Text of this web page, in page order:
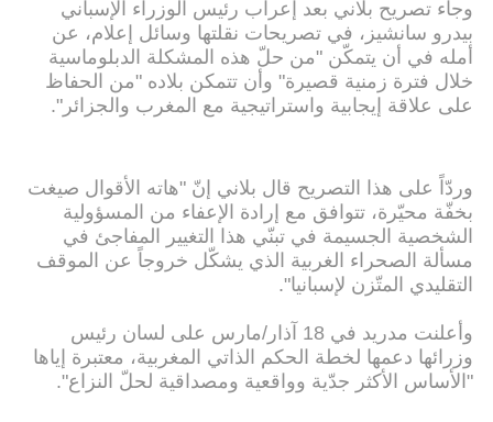
وجاء تصريح بلاني بعد إعراب رئيس الوزراء الإسباني
بيدرو سانشيز، في تصريحات نقلتها وسائل إعلام، عن
أمله في أن يتمكّن "من حلّ هذه المشكلة الدبلوماسية
خلال فترة زمنية قصيرة" وأن تتمكن بلاده "من الحفاظ
على علاقة إيجابية واستراتيجية مع المغرب والجزائر".
وردّاً على هذا التصريح قال بلاني إنّ "هاته الأقوال صيغت
بخفّة محيّرة، تتوافق مع إرادة الإعفاء من المسؤولية
الشخصية الجسيمة في تبنّي هذا التغيير المفاجئ في
مسألة الصحراء الغربية الذي يشكّل خروجاً عن الموقف
التقليدي المتّزن لإسبانيا".
وأعلنت مدريد في 18 آذار/مارس على لسان رئيس
وزرائها دعمها لخطة الحكم الذاتي المغربية، معتبرة إياها
"الأساس الأكثر جدّية وواقعية ومصداقية لحلّ النزاع".